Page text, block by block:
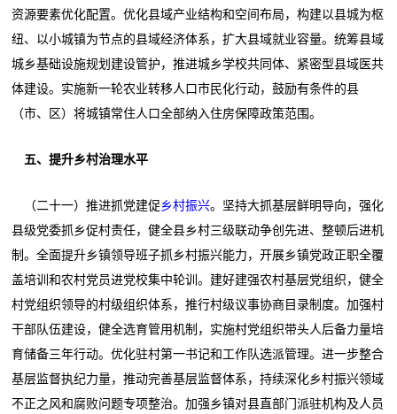
资源要素优化配置。优化县域产业结构和空间布局，构建以县城为枢
纽、以小城镇为节点的县域经济体系，扩大县域就业容量。统筹县域
城乡基础设施规划建设管护，推进城乡学校共同体、紧密型县域医共
体建设。实施新一轮农业转移人口市民化行动，鼓励有条件的县
（市、区）将城镇常住人口全部纳入住房保障政策范围。
五、提升乡村治理水平
（二十一）推进抓党建促乡村振兴。坚持大抓基层鲜明导向，强化
县级党委抓乡促村责任，健全县乡村三级联动争创先进、整顿后进机
制。全面提升乡镇领导班子抓乡村振兴能力，开展乡镇党政正职全覆
盖培训和农村党员进党校集中轮训。建好建强农村基层党组织，健全
村党组织领导的村级组织体系，推行村级议事协商目录制度。加强村
干部队伍建设，健全选育管用机制，实施村党组织带头人后备力量培
育储备三年行动。优化驻村第一书记和工作队选派管理。进一步整合
基层监督执纪力量，推动完善基层监督体系，持续深化乡村振兴领域
不正之风和腐败问题专项整治。加强乡镇对县直部门派驻机构及人员